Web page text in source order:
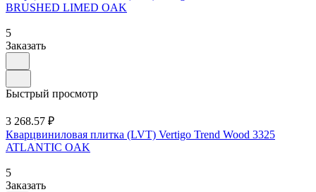
BRUSHED LIMED OAK
5
Заказать
Быстрый просмотр
3 268.57 ₽
Кварцвиниловая плитка (LVT) Vertigo Trend Wood 3325
ATLANTIC OAK
5
Заказать